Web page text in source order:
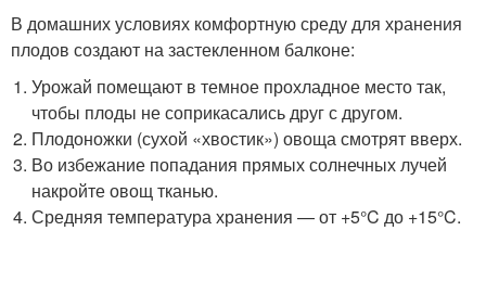
В домашних условиях комфортную среду для хранения
плодов создают на застекленном балконе:
Урожай помещают в темное прохладное место так,
чтобы плоды не соприкасались друг с другом.
Плодоножки (сухой «хвостик») овоща смотрят вверх.
Во избежание попадания прямых солнечных лучей
накройте овощ тканью.
Средняя температура хранения — от +5°C до +15°C.